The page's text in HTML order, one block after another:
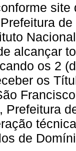
alcançar
os 2
os
Prefeitura
de